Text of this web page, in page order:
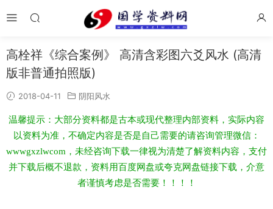
高栓祥《综合案例》 高清含彩图六爻风水 (高清
版非普通拍照版)
2018-04-11 阴阳风水
温馨提示：大部分资料都是古本或现代整理内部资料，实际内容
以资料为准，不确定内容是否是自己需要的请咨询管理微信：
wwwgxzlwcom，未经咨询下载一律视为清楚了解资料内容，支付
并下载后概不退款，资料用百度网盘或夸克网盘链接下载，介意
者谨慎考虑是否需要！！！！